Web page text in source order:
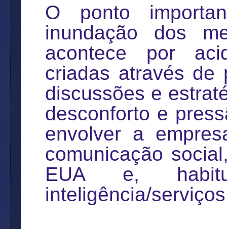
O ponto
inundação dos
acontece por
criadas através de
discussões e
desconforto e
envolver a
comunicação
EUA e,
inteligência/